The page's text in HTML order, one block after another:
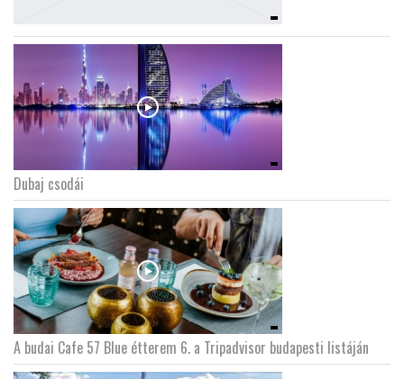
Dubaj csodái
A budai Cafe 57 Blue étterem 6. a Tripadvisor budapesti listáján